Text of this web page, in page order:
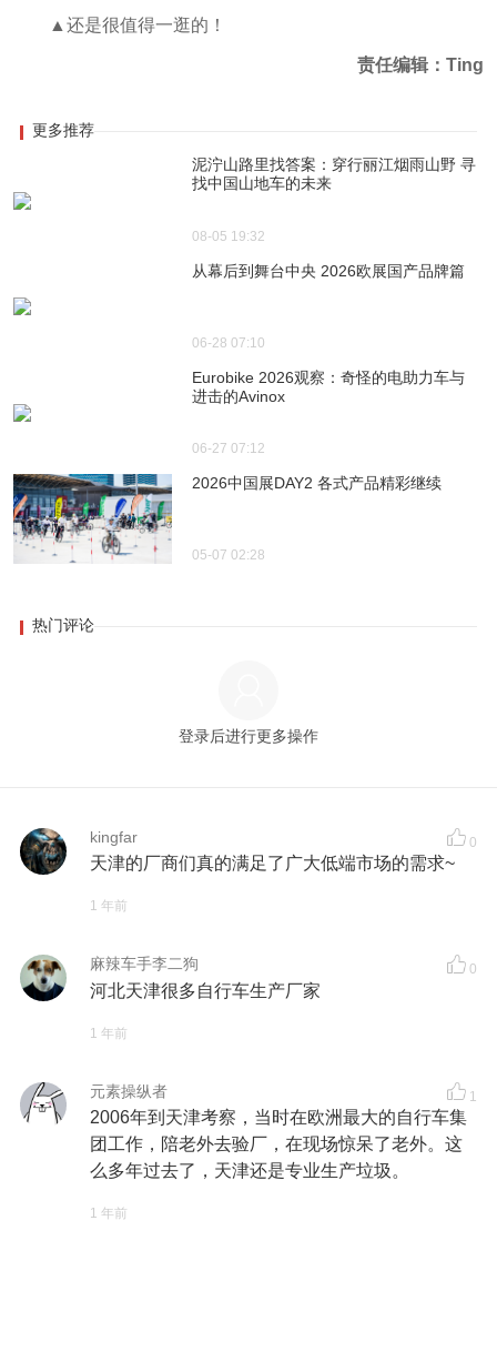
▲还是很值得一逛的！
责任编辑：Ting
更多推荐
泥泞山路里找答案：穿行丽江烟雨山野 寻
找中国山地车的未来
08-05 19:32
从幕后到舞台中央 2026欧展国产品牌篇
06-28 07:10
Eurobike 2026观察：奇怪的电助力车与
进击的Avinox
06-27 07:12
2026中国展DAY2 各式产品精彩继续
05-07 02:28
热门评论
登录后进行更多操作
kingfar 0
天津的厂商们真的满足了广大低端市场的需求~
1 年前
麻辣车手李二狗 0
河北天津很多自行车生产厂家
1 年前
元素操纵者 1
2006年到天津考察，当时在欧洲最大的自行车集
团工作，陪老外去验厂，在现场惊呆了老外。这
么多年过去了，天津还是专业生产垃圾。
1 年前